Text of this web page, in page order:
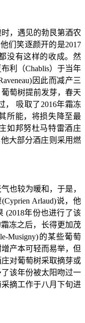
，遇见的勃艮第酒农
们笑逐颜开的是2017
没有这样的收成。然
利（Chablis）于当年
因此而减产三
萄树提前发芽，春天
， 吸取了2016年霜冻
所能，将损失降至最
如邦努杜马特雷酒庄
他大部分酒庄则采用燃
也较为暖和，于是，
Arlaud)说，他
(2018年份也进行了该
冻之后，长得更加茂
Musigny)的某些葡萄
产本可轻而易举，但
对葡萄树采取摘芽或
该年份被太阳吻过一
摘工作于八月下旬进